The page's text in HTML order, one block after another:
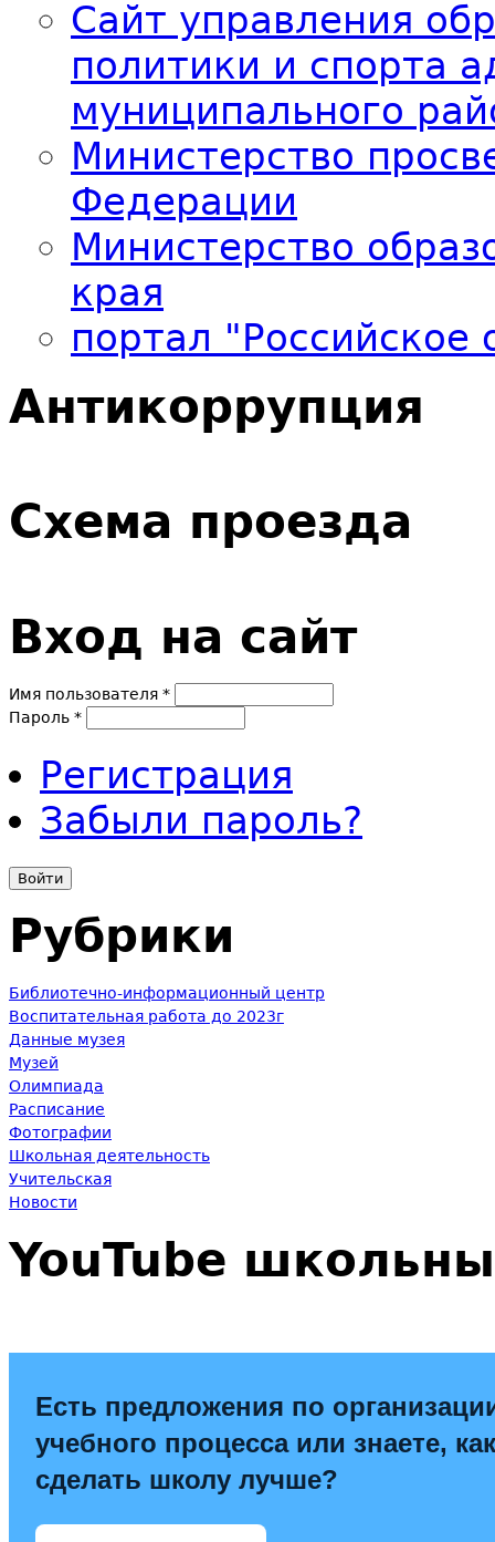
Сайт управления
политики и спорта
муниципального
Министерство
Федерации
Министерство
края
портал "Российское
Антикоррупция
Схема проезда
Вход на сайт
Имя пользователя *
Пароль *
Регистрация
Забыли пароль?
Рубрики
Библиотечно-информационный центр
Воспитательная работа до 2023г
Данные музея
Музей
Олимпиада
Расписание
Фотографии
Школьная деятельность
Учительская
Новости
YouTube
Есть предложения по
учебного процесса или знаете, как
сделать школу лучше?